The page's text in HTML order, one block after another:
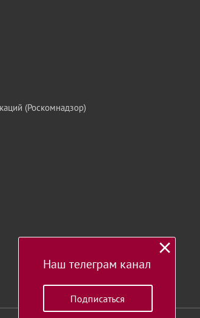
(Роскомнадзор)
Наш телеграм канал
Подписаться